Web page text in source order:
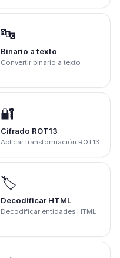
🔤
Binario a texto
Convertir binario a texto
🔐
Cifrado ROT13
Aplicar transformación ROT13
🏷️
Decodificar HTML
Decodificar entidades HTML